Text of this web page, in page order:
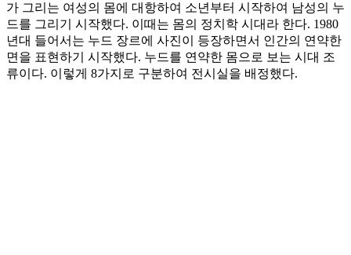
가 그리는 여성의 몸에 대항하여 소년부터 시작하여 남성의 누
드를 그리기 시작했다. 이때는 몸의 정치학 시대라 한다. 1980
년대 들어서는 누드 장르에 사진이 등장하면서 인간의 연약한
면을 표현하기 시작했다. 누드를 연약한 몸으로 보는 시대 조
류이다. 이렇게 8가지로 구분하여 전시실을 배정했다.